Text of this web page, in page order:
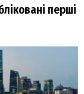
перші